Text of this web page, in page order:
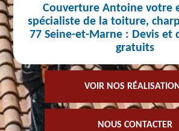
Couverture Antoine votre
spécialiste de la toiture,
77 Seine-et-Marne : Devis et
gratuits
VOIR NOS
NOUS CONTACTER